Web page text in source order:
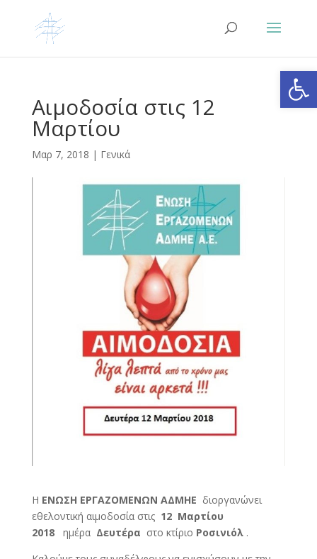
Αιμοδοσία στις 12
Μαρτίου
Μαρ 7, 2018 | Γενικά
Η ΕΝΩΣΗ ΕΡΓΑΖΟΜΕΝΩΝ ΑΔΜΗΕ διοργανώνει
εθελοντική αιμοδοσία στις 12 Μαρτίου
2018ημέρα Δευτέρα στο κτίριο Ροσινιόλ.